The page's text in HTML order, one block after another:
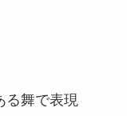
る舞で表現